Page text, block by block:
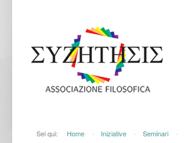
Sei qui: Home - Iniziative - Seminari
-